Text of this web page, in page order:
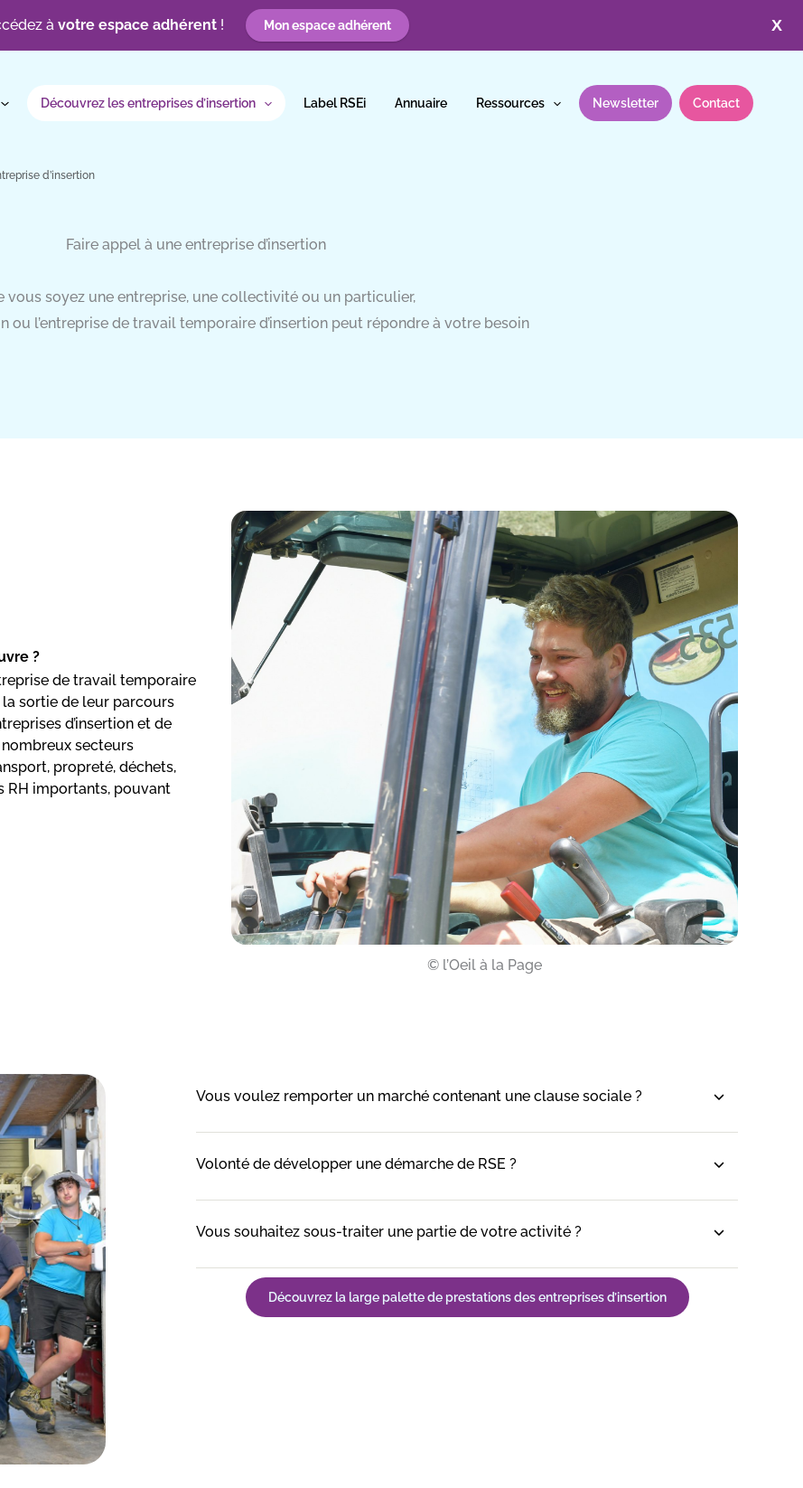
X
à votre espace adhérent! Mon espace adhérent
Découvrez les entreprises d’insertion Label RSEi Annuaire Ressources Newsletter Contact
d’insertion
Faire appel à une entreprise d’insertion
vous soyez une entreprise, une collectivité ou un particulier,
ou l’entreprise de travail temporaire d’insertion peut répondre à votre besoin
?
de travail temporaire
la sortie de leur parcours
d’insertion et de
secteurs
propreté, déchets,
RH importants, pouvant
© l’Oeil à la Page
Vous voulez remporter un marché contenant une clause sociale ?
Volonté de développer une démarche de RSE ?
Vous souhaitez sous-traiter une partie de votre activité ?
Découvrez la large palette de prestations des entreprises d’insertion